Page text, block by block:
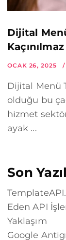
Dijital
OCAK 26, 2025
Dijital Menü
olduğu bu
hizmet
ayak ...
Son
Eden API
Yaklaşım
Google